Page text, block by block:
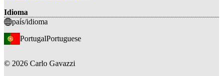
Idioma
país/idioma
PortugalPortuguese
© 2026 Carlo Gavazzi